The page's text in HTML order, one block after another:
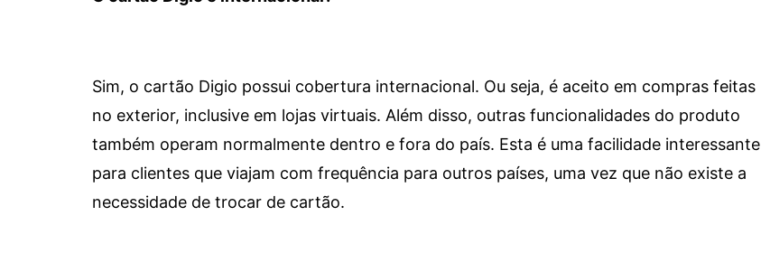
Sim, o cartão Digio possui cobertura internacional. Ou seja, é aceito em compras feitas
no exterior, inclusive em lojas virtuais. Além disso, outras funcionalidades do produto
também operam normalmente dentro e fora do país. Esta é uma facilidade interessante
para clientes que viajam com frequência para outros países, uma vez que não existe a
necessidade de trocar de cartão.